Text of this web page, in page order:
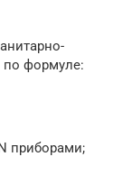
по формуле:
приборами;